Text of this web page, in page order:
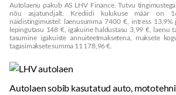
Autolaenu pakub AS LHV Finance. Tutvu
nõu asjatundjalt. Krediidi kulukuse määr on
näidistingimustel: laenusumma 7400 €, intress 13,9%
lepingutasu 148 €, igakuine haldustasu 3,99 €, laenu
tasumine igakuiste annuiteetmaksetena, maksete
tagasimaksete summa 11 178,96 €.
Autolaen sobib kasutatud auto,